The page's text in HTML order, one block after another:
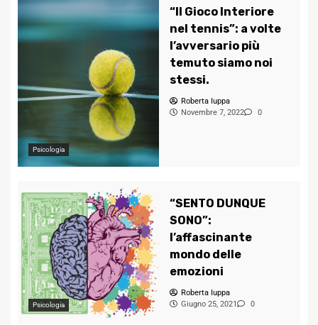
Psicologia
“Il Gioco Interiore
nel tennis”: a volte
l’avversario più
temuto siamo noi
stessi.
Roberta Iuppa
Novembre 7, 2022
0
Psicologia
“SENTO DUNQUE
SONO”:
l’affascinante
mondo delle
emozioni
Roberta Iuppa
Giugno 25, 2021
0